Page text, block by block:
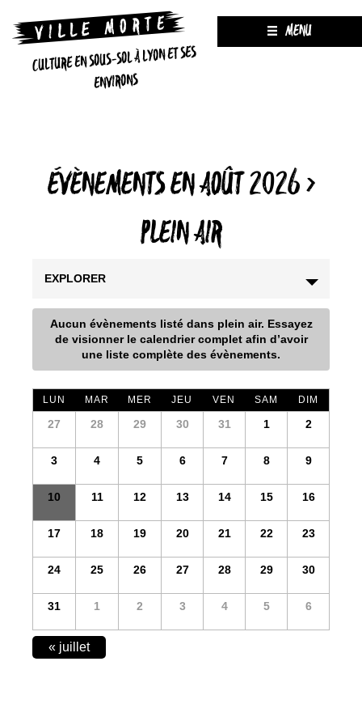
CULTURE EN SOUS-SOL À LYON ET SES
ENVIRONS
MENU
ÉVÈNEMENTS EN AOÛT 2026›
PLEIN AIR
EXPLORER
Aucun évènements listé dans plein air. Essayez
de visionner le calendrier complet afin d’avoir
une liste complète des évènements.
LUN MAR MER JEU VEN SAM DIM
27 28 29 30 31 1 2
3 4 5 6 7 8 9
10 11 12 13 14 15 16
17 18 19 20 21 22 23
24 25 26 27 28 29 30
31 1 2 3 4 5 6
CALENDAR
« juillet